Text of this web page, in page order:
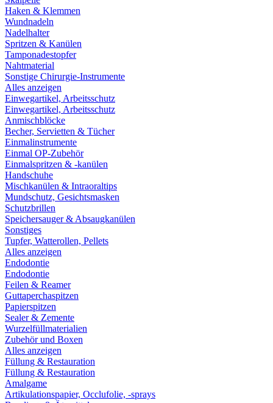
Haken & Klemmen
Wundnadeln
Nadelhalter
Spritzen & Kanülen
Tamponadestopfer
Nahtmaterial
Sonstige Chirurgie-Instrumente
Alles anzeigen
Einwegartikel, Arbeitsschutz
Einwegartikel, Arbeitsschutz
Anmischblöcke
Becher, Servietten & Tücher
Einmalinstrumente
Einmal OP-Zubehör
Einmalspritzen & -kanülen
Handschuhe
Mischkanülen & Intraoraltips
Mundschutz, Gesichtsmasken
Schutzbrillen
Speichersauger & Absaugkanülen
Sonstiges
Tupfer, Watterollen, Pellets
Alles anzeigen
Endodontie
Endodontie
Feilen & Reamer
Guttaperchaspitzen
Papierspitzen
Sealer & Zemente
Wurzelfüllmaterialien
Zubehör und Boxen
Alles anzeigen
Füllung & Restauration
Füllung & Restauration
Amalgame
Artikulationspapier, Occlufolie, -sprays